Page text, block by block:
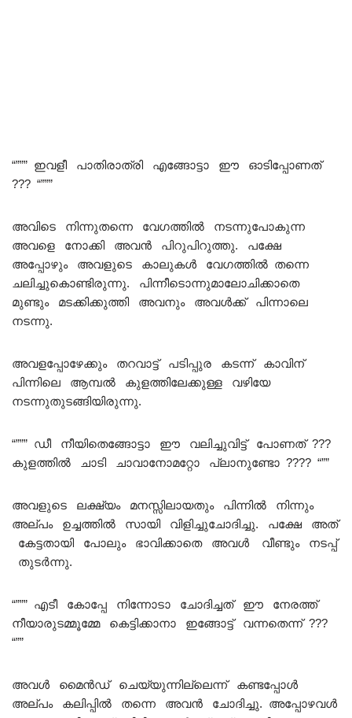
“””” ഇവളീ പാതിരാത്രി എങ്ങോട്ടാ ഈ ഓടിപ്പോണത്
??? “”””
അവിടെ നിന്നുതന്നെ വേഗത്തിൽ നടന്നുപോകുന്ന
അവളെ നോക്കി അവൻ പിറുപിറുത്തു. പക്ഷേ
അപ്പോഴും അവളുടെ കാലുകൾ വേഗത്തിൽ തന്നെ
ചലിച്ചുകൊണ്ടിരുന്നു. പിന്നീടൊന്നുമാലോചിക്കാതെ
മുണ്ടും മടക്കിക്കുത്തി അവനും അവൾക്ക് പിന്നാലെ
നടന്നു.
അവളപ്പോഴേക്കും തറവാട്ട് പടിപ്പുര കടന്ന് കാവിന്
പിന്നിലെ ആമ്പൽ കുളത്തിലേക്കുള്ള വഴിയേ
നടന്നുതുടങ്ങിയിരുന്നു.
“””” ഡീ നീയിതെങ്ങോട്ടാ ഈ വലിച്ചുവിട്ട് പോണത് ???
കുളത്തിൽ ചാടി ചാവാനോമറ്റോ പ്ലാനുണ്ടോ ???? “””
അവളുടെ ലക്ഷ്യം മനസ്സിലായതും പിന്നിൽ നിന്നും
അല്പം ഉച്ചത്തിൽ സായി വിളിച്ചുചോദിച്ചു. പക്ഷേ അത്
കേട്ടതായി പോലും ഭാവിക്കാതെ അവൾ വീണ്ടും നടപ്പ്
തുടർന്നു.
“””” എടീ കോപ്പേ നിന്നോടാ ചോദിച്ചത് ഈ നേരത്ത്
നീയാരുടമ്മൂമ്മേ കെട്ടിക്കാനാ ഇങ്ങോട്ട് വന്നതെന്ന് ???
“””
അവൾ മൈൻഡ് ചെയ്യുന്നില്ലെന്ന് കണ്ടപ്പോൾ
അല്പം കലിപ്പിൽ തന്നെ അവൻ ചോദിച്ചു. അപ്പോഴവൾ